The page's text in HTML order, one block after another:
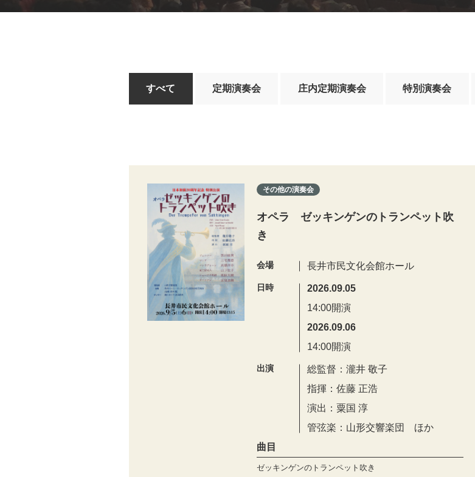
すべて 定期演奏会 庄内定期演奏会 特別演奏会
その他の演奏会
オペラ ゼッキンゲンのトランペット吹
き
会場 長井市民文化会館ホール
日時
2026.09.05
14:00開演
2026.09.06
14:00開演
出演
総監督：瀧井 敬子
指揮：佐藤 正浩
演出：粟国 淳
管弦楽：山形交響楽団 ほか
曲目
ゼッキンゲンのトランペット吹き